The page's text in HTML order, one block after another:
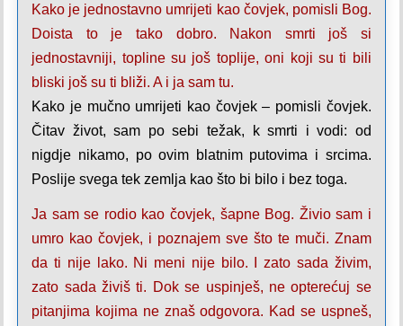
Kako je jednostavno umrijeti kao čovjek, pomisli Bog.
Doista to je tako dobro. Nakon smrti još si
jednostavniji, topline su još toplije, oni koji su ti bili
bliski još su ti bliži. A i ja sam tu.
Kako je mučno umrijeti kao čovjek – pomisli čovjek.
Čitav život, sam po sebi težak, k smrti i vodi: od
nigdje nikamo, po ovim blatnim putovima i srcima.
Poslije svega tek zemlja kao što bi bilo i bez toga.
Ja sam se rodio kao čovjek, šapne Bog. Živio sam i
umro kao čovjek, i poznajem sve što te muči. Znam
da ti nije lako. Ni meni nije bilo. I zato sada živim,
zato sada živiš ti. Dok se uspinješ, ne opterećuj se
pitanjima kojima ne znaš odgovora. Kad se uspneš,